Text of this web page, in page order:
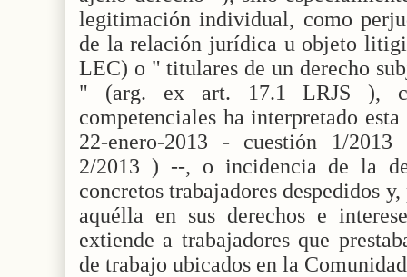
legitimación individual, como
de la relación jurídica u objeto
LEC) o " titulares de un derecho
" (arg. ex art. 17.1 LRJS ),
competenciales ha interpretado
22-enero-2013 - cuestión 1/
2/2013 ) --, o incidencia de la
concretos trabajadores despedidos
aquélla en sus derechos e
extiende a trabajadores que
de trabajo ubicados en la